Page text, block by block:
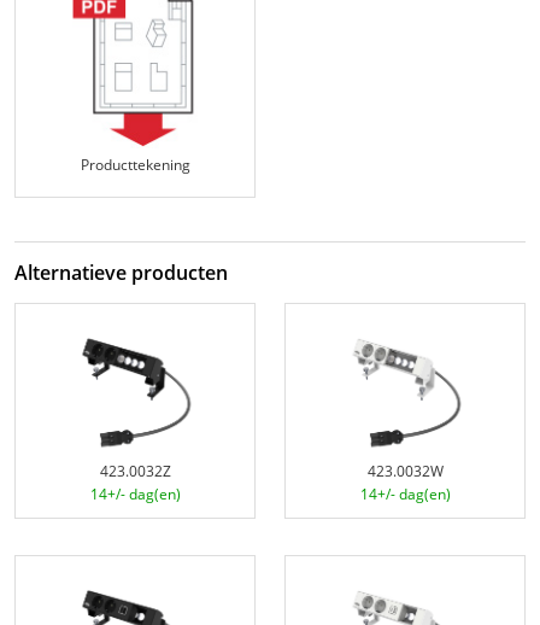
Producttekening
Alternatieve producten
423.0032Z
14+/- dag(en)
423.0032W
14+/- dag(en)